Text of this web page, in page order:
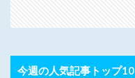
今週の人気記事トップ10